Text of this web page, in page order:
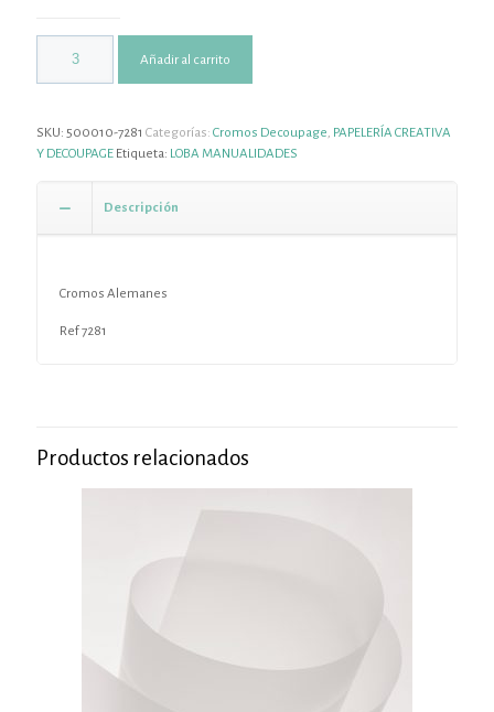
Añadir al carrito
SKU: 500010-7281 Categorías: Cromos Decoupage, PAPELERÍA CREATIVA
Y DECOUPAGE Etiqueta: LOBA MANUALIDADES
Descripción
Cromos Alemanes
Ref 7281
Productos relacionados